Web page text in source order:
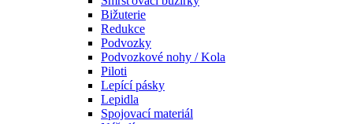
Bižuterie
Redukce
Podvozky
Podvozkové nohy / Kola
Piloti
Lepící pásky
Lepidla
Spojovací materiál